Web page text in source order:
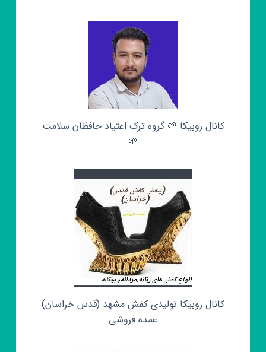
کانال روبیکا 🌱 گروه ترک اعتیاد حافظان سلامت
🌱
کانال روبیکا تولیدی کفش مشهد (قدس خراسان)
عمده فروشی